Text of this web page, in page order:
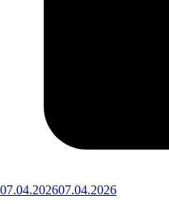
07.04.202607.04.2026